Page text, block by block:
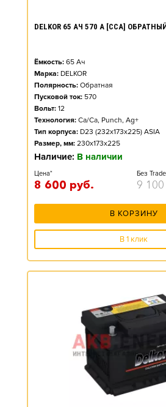
DELKOR 65 АЧ 570 А [CCA]
Ёмкость: 65 Ач
Марка: DELKOR
Полярность: Обратная
Пусковой ток: 570
Вольт: 12
Технология: Ca/Ca, Punch, Ag+
Тип корпуса: D23 (232x173x225) ASIA
Размер, мм: 230x173x225
Наличие: В наличии
Цена*
8 600 руб.
Без
9 100
В КОРЗИНУ
В 1 клик